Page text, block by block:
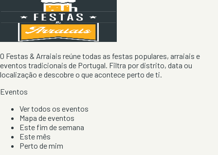
O Festas & Arraiais reúne todas as festas populares, arraiais e
eventos tradicionais de Portugal. Filtra por distrito, data ou
localização e descobre o que acontece perto de ti.
Eventos
Ver todos os eventos
Mapa de eventos
Este fim de semana
Este mês
Perto de mim